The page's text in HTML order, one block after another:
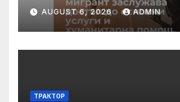
AUGUST 6, 2026 ADMIN
ТРАКТОР